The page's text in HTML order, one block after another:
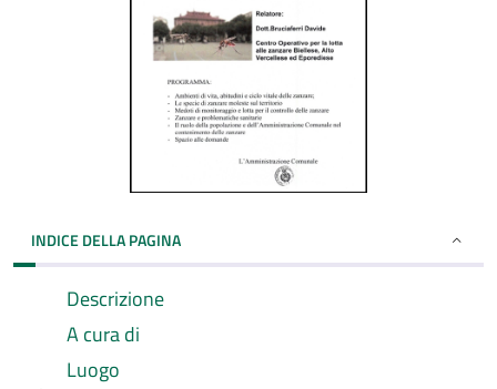
INDICE DELLA PAGINA
Descrizione
A cura di
Luogo